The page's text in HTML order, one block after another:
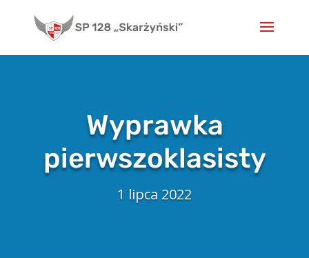
content
Wyprawka
pierwszoklasisty
1 lipca 2022